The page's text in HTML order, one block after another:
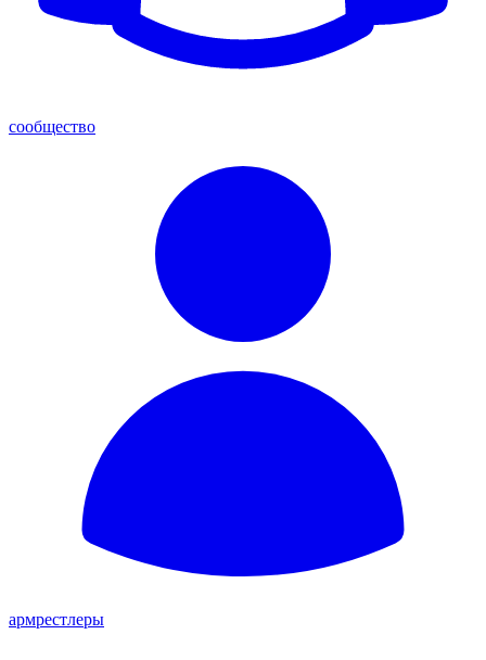
сообщество
армрестлеры